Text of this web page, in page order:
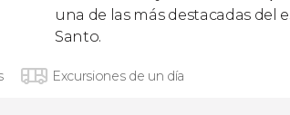
una de las más destacadas del
Santo.
Excursiones de un día